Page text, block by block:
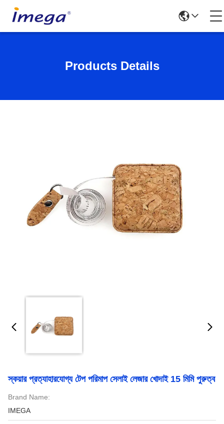
Products Details
স্কয়ার প্রত্যাহারযোগ্য টেপ পরিমাপ সেলাই লেজার খোদাই 15 মিমি পুরুত্ব
Brand Name:
IMEGA